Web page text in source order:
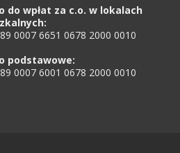
do wpłat za c.o. w lokalach
0007 6651 0678 2000 0010
podstawowe:
0007 6001 0678 2000 0010